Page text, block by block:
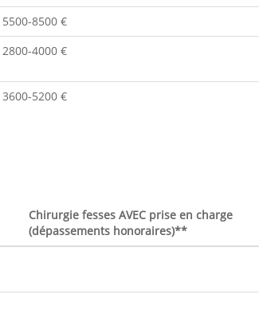
5500-8500 €
2800-4000 €
3600-5200 €
Chirurgie fesses AVEC prise en charge
(dépassements honoraires)**